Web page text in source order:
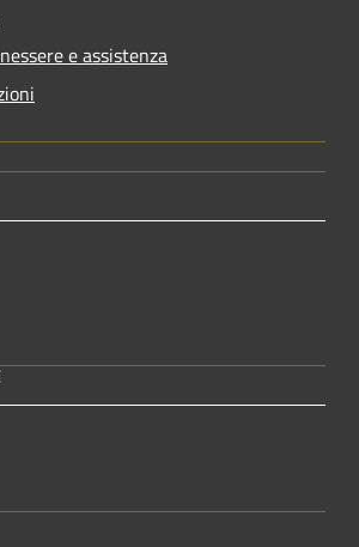
e assistenza